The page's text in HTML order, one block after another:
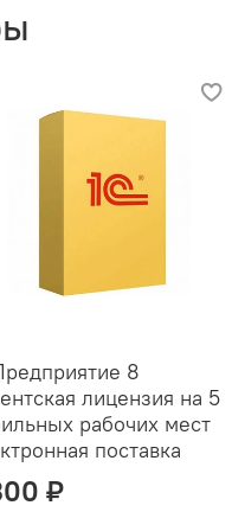
8
лицензия на 5
рабочих мест
поставка
₽